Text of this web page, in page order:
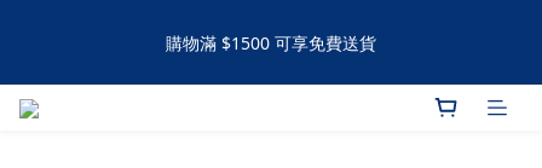
購物滿 $1500 可享免費送貨
手工撻 / 曲奇購買滿60件可享有九五折優惠 滿120件可享有九折優